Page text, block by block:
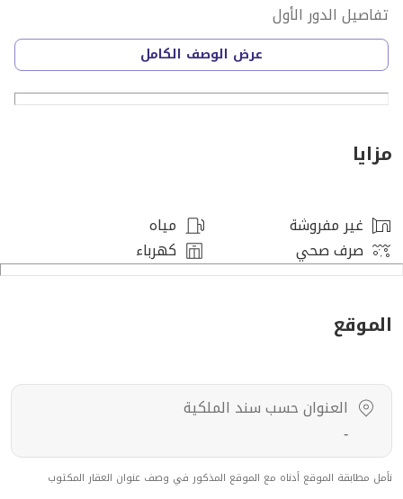
تفاصيل الدور الأول
دورات المياه: 1 ، غرف النوم: 2 ، غرف الماستر: 2 ،
تفاصيل الملحق العلوي
مميزات العقار
رقم العرض: 16585
رقم رخصة فال: 1200019203
رقم الجوال: +966539053003
عرض الوصف الكامل
مزايا
غير مفروشة
مياه
صرف صحي
كهرباء
الموقع
العنوان حسب سند الملكية
-
نأمل مطابقة الموقع أدناه مع الموقع المذكور في وصف عنوان العقار المكتوب